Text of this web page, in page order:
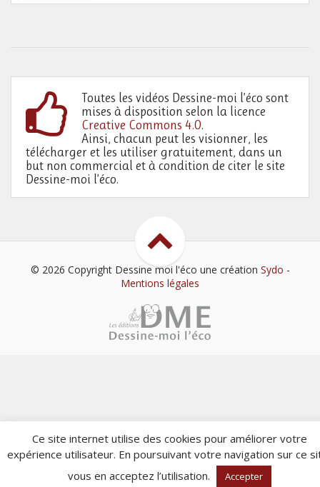
Toutes les vidéos Dessine-moi l’éco sont
mises à disposition selon la licence
Creative Commons 4.0.
Ainsi, chacun peut les visionner, les
télécharger et les utiliser gratuitement, dans un
but non commercial et à condition de citer le site
Dessine-moi l’éco.
© 2026 Copyright Dessine moi l'éco une création Sydo -
Mentions légales
Ce site internet utilise des cookies pour améliorer votre
expérience utilisateur. En poursuivant votre navigation sur ce
vous en acceptez l’utilisation.
Accepter